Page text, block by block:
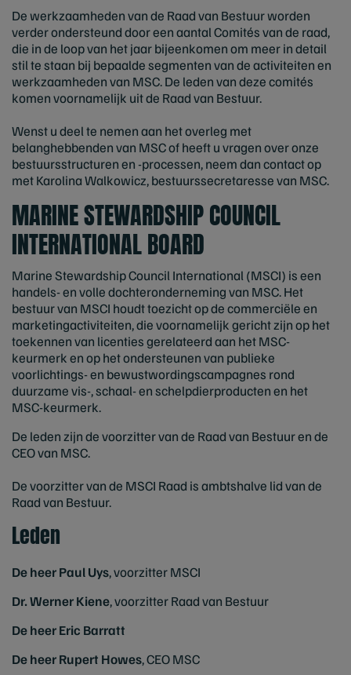
De werkzaamheden van de Raad van Bestuur worden
verder ondersteund door een aantal Comités van de raad,
die in de loop van het jaar bijeenkomen om meer in detail
stil te staan bij bepaalde segmenten van de activiteiten en
werkzaamheden van MSC. De leden van deze comités
komen voornamelijk uit de Raad van Bestuur.
Wenst u deel te nemen aan het overleg met
belanghebbenden van MSC of heeft u vragen over onze
bestuursstructuren en -processen, neem dan contact op
met Karolina Walkowicz, bestuurssecretaresse van MSC.
MARINE STEWARDSHIP COUNCIL
INTERNATIONAL BOARD
Marine Stewardship Council International (MSCI) is een
handels- en volle dochteronderneming van MSC. Het
bestuur van MSCI houdt toezicht op de commerciële en
marketingactiviteiten, die voornamelijk gericht zijn op het
toekennen van licenties gerelateerd aan het MSC-
keurmerk en op het ondersteunen van publieke
voorlichtings- en bewustwordingscampagnes rond
duurzame vis-, schaal- en schelpdierproducten en het
MSC-keurmerk.
De leden zijn de voorzitter van de Raad van Bestuur en de
CEO van MSC.
De voorzitter van de MSCI Raad is ambtshalve lid van de
Raad van Bestuur.
Leden
De heer Paul Uys, voorzitter MSCI
Dr. Werner Kiene, voorzitter Raad van Bestuur
De heer Eric Barratt
De heer Rupert Howes, CEO MSC